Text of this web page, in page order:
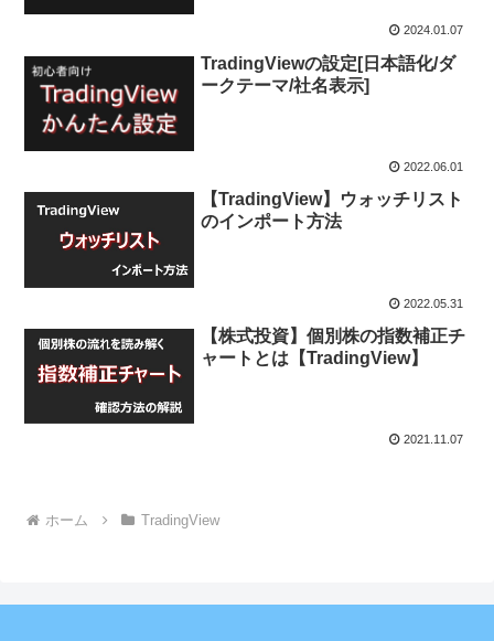
2024.01.07
TradingViewの設定[日本語化/ダ
ークテーマ/社名表示]
2022.06.01
【TradingView】ウォッチリスト
のインポート方法
2022.05.31
【株式投資】個別株の指数補正チ
ャートとは【TradingView】
2021.11.07
ホーム TradingView